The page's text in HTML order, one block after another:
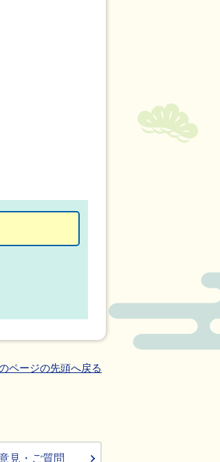
ページの先頭へ戻る
見・ご質問